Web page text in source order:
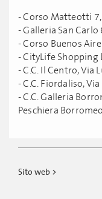
- Corso Matteotti
- Galleria San Carlo
- Corso Buenos
- CityLife Shopping
- C.C. Il Centro, Via
- C.C. Fiordaliso,
- C.C. Galleria
Peschiera Borromeo
Sito web >